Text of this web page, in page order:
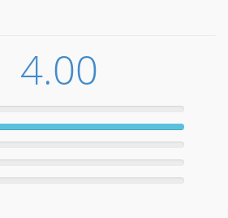
4.00